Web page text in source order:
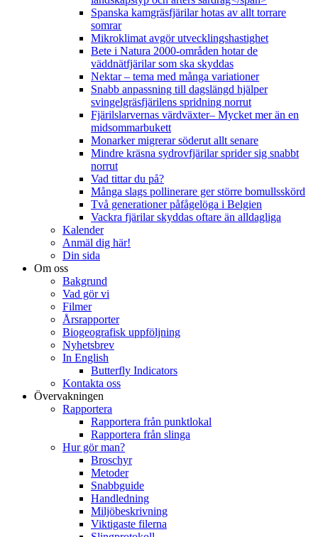
Spanska kamgräsfjärilar hotas av allt torrare
somrar
Mikroklimat avgör utvecklingshastighet
Bete i Natura 2000-områden hotar de
väddnätfjärilar som ska skyddas
Nektar – tema med många variationer
Snabb anpassning till dagslängd hjälper
svingelgräsfjärilens spridning norrut
Fjärilslarvernas värdväxter– Mycket mer än en
midsommarbukett
Monarker migrerar söderut allt senare
Mindre kräsna sydrovfjärilar sprider sig snabbt
norrut
Vad tittar du på?
Många slags pollinerare ger större bomullsskörd
Två generationer påfågelöga i Belgien
Vackra fjärilar skyddas oftare än alldagliga
Kalender
Anmäl dig här!
Din sida
Om oss
Bakgrund
Vad gör vi
Filmer
Årsrapporter
Biogeografisk uppföljning
Nyhetsbrev
In English
Butterfly Indicators
Kontakta oss
Övervakningen
Rapportera
Rapportera från punktlokal
Rapportera från slinga
Hur gör man?
Broschyr
Metoder
Snabbguide
Handledning
Miljöbeskrivning
Viktigaste filerna